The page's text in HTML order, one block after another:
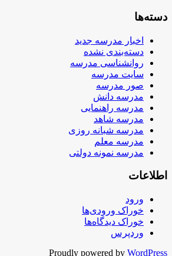
دسته‌ها
اخبار مدرسه جدید
دسته‌بندی نشده
روانشناسی مدرسه
سایت مدرسه
صور مدرسه
مدرسه دانش
مدرسه راهنمایی
مدرسه شاهد
مدرسه شبانه روزی
مدرسه معلم
مدرسه نمونه دولتی
اطلاعات
ورود
خوراک ورودی‌ها
خوراک دیدگاه‌ها
وردپرس
Proudly powered by WordPress